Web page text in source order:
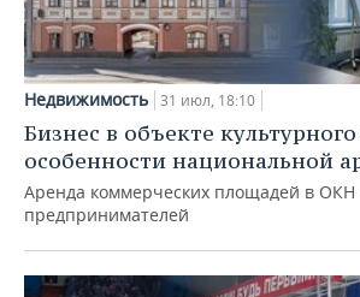
Недвижимость 31 июл, 18:10
Бизнес в объекте
особенности национальной
Аренда коммерческих площадей в ОКН
предпринимателей